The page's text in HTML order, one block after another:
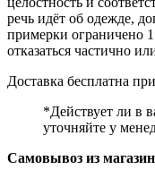
речь идёт об одежде,
примерки ограничено
отказаться частично
Доставка бесплатна
*Действует ли в
уточняйте у
Самовывоз из